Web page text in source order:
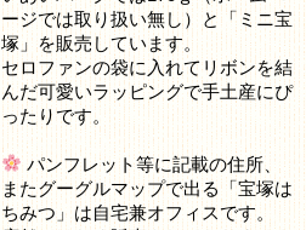
ージでは取り扱い無し）と「ミニ宝
塚」を販売しています。
セロファンの袋に入れてリボンを結
んだ可愛いラッピングで手土産にぴ
ったりです。
パンフレット等に記載の住所、
またグーグルマップで出る「宝塚は
ちみつ」は自宅兼オフィスです。